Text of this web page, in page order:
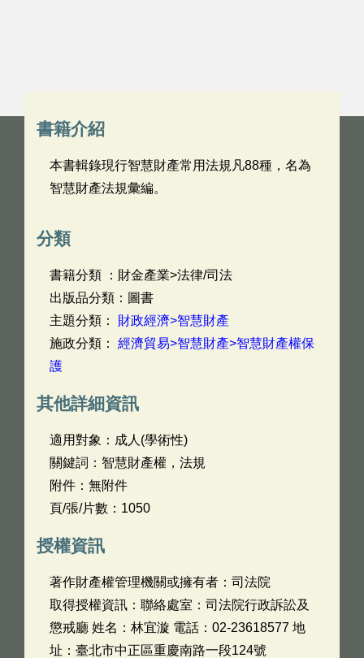
書籍介紹
本書輯錄現行智慧財產常用法規凡88種，名為
智慧財產法規彙編。
分類
書籍分類 ：財金產業>法律/司法
出版品分類：圖書
主題分類： 財政經濟>智慧財產
施政分類： 經濟貿易>智慧財產>智慧財產權保
護
其他詳細資訊
適用對象：成人(學術性)
關鍵詞：智慧財產權，法規
附件：無附件
頁/張/片數：1050
授權資訊
著作財產權管理機關或擁有者：司法院
取得授權資訊：聯絡處室：司法院行政訴訟及
懲戒廳 姓名：林宜漩 電話：02-23618577 地
址：臺北市中正區重慶南路一段124號